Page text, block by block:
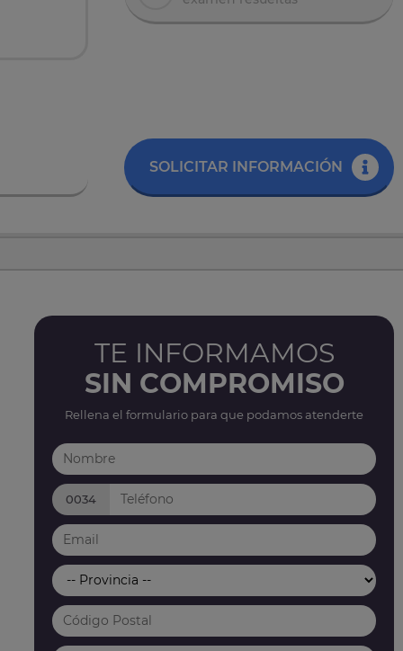
SOLICITAR INFORMACIÓN
TE INFORMAMOS
SIN COMPROMISO
Rellena el formulario para que podamos atenderte
0034